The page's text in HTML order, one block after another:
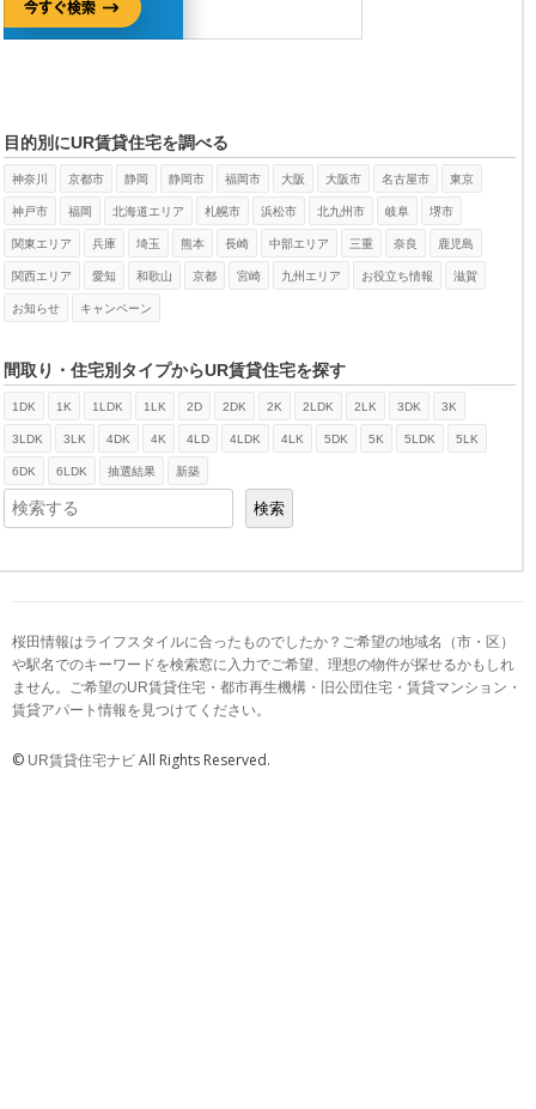
目的別にUR賃貸住宅を調べる
神奈川 京都市 静岡 静岡市 福岡市 大阪 大阪市 名古屋市 東京
神戸市 福岡 北海道エリア 札幌市 浜松市 北九州市 岐阜 堺市
関東エリア 兵庫 埼玉 熊本 長崎 中部エリア 三重 奈良 鹿児島
関西エリア 愛知 和歌山 京都 宮崎 九州エリア お役立ち情報 滋賀
お知らせ キャンペーン
間取り・住宅別タイプからUR賃貸住宅を探す
1DK 1K 1LDK 1LK 2D 2DK 2K 2LDK 2LK 3DK 3K
3LDK 3LK 4DK 4K 4LD 4LDK 4LK 5DK 5K 5LDK 5LK
6DK 6LDK 抽選結果 新築
検索
検索
桜田情報はライフスタイルに合ったものでしたか？ご希望の地域名（市・区）
や駅名でのキーワードを検索窓に入力でご希望、理想の物件が探せるかもしれ
ません。ご希望のUR賃貸住宅・都市再生機構・旧公団住宅・賃貸マンション・
賃貸アパート情報を見つけてください。
© UR賃貸住宅ナビ All Rights Reserved.